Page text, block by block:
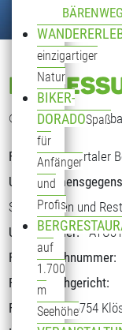
BÄRENWEG
einzigartiger
Natur
BIKER-
DORADOSpaß
für
Anfänger
und
Profis
auf
1.700
m
Seehöhe
© Klostertaler
Firma: Klostertaler
Skiabfahrten und
UID Nummer:
Firmenbuchnummer:
Firmenbuchgericht:
Firmensitz:6754